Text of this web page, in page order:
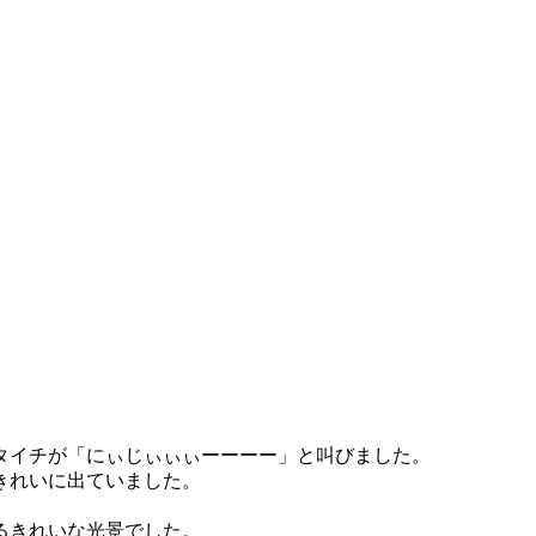
チが「にぃじぃぃぃーーーー」と叫びました。
いに出ていました。
れいな光景でした。